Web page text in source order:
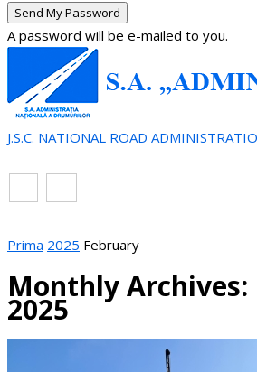
A password will be e-mailed to you.
J.S.C. NATIONAL ROAD
Prima 2025 February
Monthly Archives:
2025